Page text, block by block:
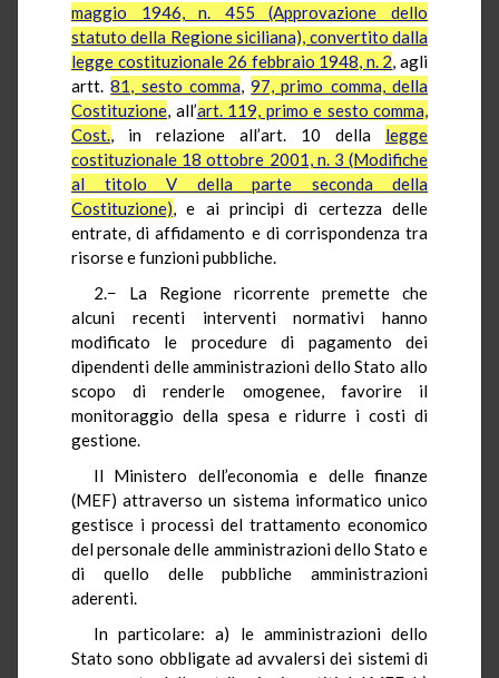
maggio 1946, n. 455 (Approvazione dello
statuto della Regione siciliana), convertito dalla
legge costituzionale 26 febbraio 1948, n. 2, agli
artt.81, sesto comma,97, primo comma, della
Costituzione, all’art. 119, primo e sesto comma,
Cost., in relazione all’art. 10 della legge
costituzionale 18 ottobre 2001, n. 3 (Modifiche
al titolo V della parte seconda della
Costituzione), e ai principi di certezza delle
entrate, di affidamento e di corrispondenza tra
risorse e funzioni pubbliche.
2.− La Regione ricorrente premette che
alcuni recenti interventi normativi hanno
modificato le procedure di pagamento dei
dipendenti delle amministrazioni dello Stato allo
scopo di renderle omogenee, favorire il
monitoraggio della spesa e ridurre i costi di
gestione.
Il Ministero dell’economia e delle finanze
(MEF) attraverso un sistema informatico unico
gestisce i processi del trattamento economico
del personale delle amministrazioni dello Stato e
di quello delle pubbliche amministrazioni
aderenti.
In particolare: a) le amministrazioni dello
Stato sono obbligate ad avvalersi dei sistemi di